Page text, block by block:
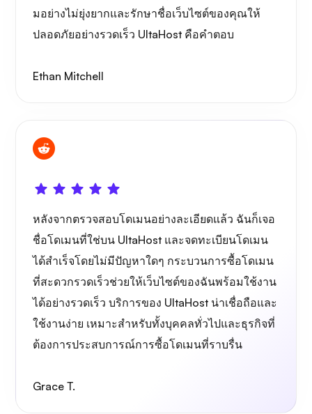
มอย่างไม่ยุ่งยากและรักษาชื่อเว็บไซต์ของคุณให้
ปลอดภัยอย่างรวดเร็ว UltaHost คือคำตอบ
Ethan Mitchell
หลังจากตรวจสอบโดเมนอย่างละเอียดแล้ว ฉันก็เจอ
ชื่อโดเมนที่ใช่บน UltaHost และจดทะเบียนโดเมน
ได้สำเร็จโดยไม่มีปัญหาใดๆ กระบวนการซื้อโดเมน
ที่สะดวกรวดเร็วช่วยให้เว็บไซต์ของฉันพร้อมใช้งาน
ได้อย่างรวดเร็ว บริการของ UltaHost น่าเชื่อถือและ
ใช้งานง่าย เหมาะสำหรับทั้งบุคคลทั่วไปและธุรกิจที่
ต้องการประสบการณ์การซื้อโดเมนที่ราบรื่น
Grace T.